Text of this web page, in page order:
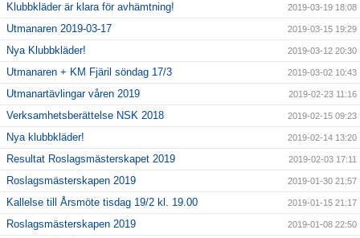
Klubbkläder är klara för avhämtning! 2019-03-19 18:08
Utmanaren 2019-03-17 2019-03-15 19:29
Nya Klubbkläder! 2019-03-12 20:30
Utmanaren + KM Fjäril söndag 17/3 2019-03-02 10:43
Utmanartävlingar våren 2019 2019-02-23 11:16
Verksamhetsberättelse NSK 2018 2019-02-15 09:23
Nya klubbkläder! 2019-02-14 13:20
Resultat Roslagsmästerskapet 2019 2019-02-03 17:11
Roslagsmästerskapen 2019 2019-01-30 21:57
Kallelse till Årsmöte tisdag 19/2 kl. 19.00 2019-01-15 21:17
Roslagsmästerskapen 2019 2019-01-08 22:50